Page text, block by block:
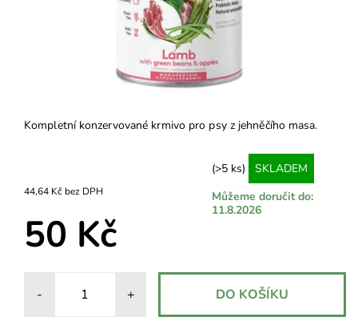
Kompletní konzervované krmivo pro psy z jehněčího masa.
44,64 Kč bez DPH
(>5 ks)
SKLADEM
Můžeme doručit do:
11.8.2026
50 Kč
- +